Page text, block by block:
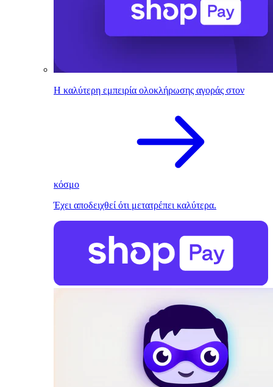
Η καλύτερη εμπειρία ολοκλήρωσης αγοράς στον
κόσμο
Έχει αποδειχθεί ότι μετατρέπει καλύτερα.